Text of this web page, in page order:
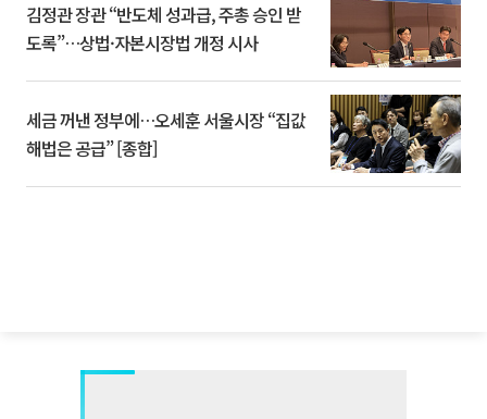
김정관 장관 “반도체 성과급, 주총 승인 받
도록”…상법·자본시장법 개정 시사
세금 꺼낸 정부에…오세훈 서울시장 “집값
해법은 공급” [종합]